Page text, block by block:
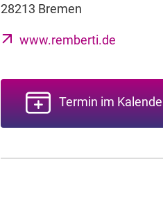
28213 Bremen
www.remberti.de
Termin im